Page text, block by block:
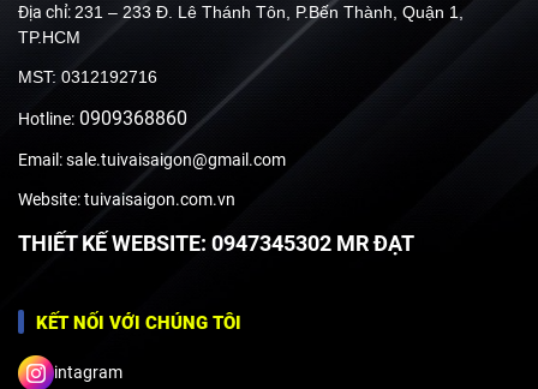
Địa chỉ: 231 – 233 Đ. Lê Thánh Tôn, P.Bến Thành, Quận 1,
TP.HCM
MST: 0312192716
Hotline: 0909368860
Email: sale.tuivaisaigon@gmail.com
Website: tuivaisaigon.com.vn
THIẾT KẾ WEBSITE: 0947345302 MR ĐẠT
KẾT NỐI VỚI CHÚNG TÔI
intagram